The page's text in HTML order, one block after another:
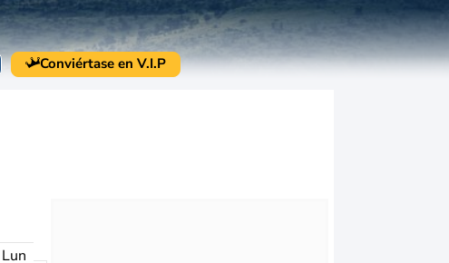
Conviértase en V.I.P
Lun